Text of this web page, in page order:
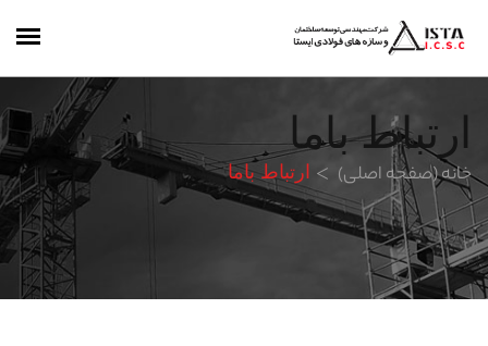
ارتباط باما
خانه (صفحه اصلی) ارتباط باما